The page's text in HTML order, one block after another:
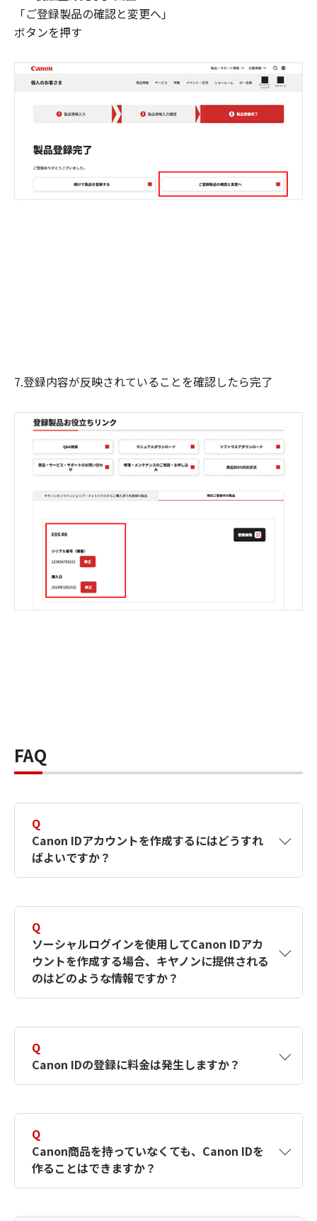
「ご登録製品の確認と変更へ」
ボタンを押す
7.登録内容が反映されていることを確認したら完了
FAQ
Q
Canon IDアカウントを作成するにはどうすれ
ばよいですか？
す。詳しい作成方法は【カメラ】Canon IDとは
何ですか？Canon IDの作成方法は？をご確認く
ださい。
Q
ソーシャルログインを使用してCanon IDアカ
ウントを作成する場合、キヤノンに提供される
のはどのような情報ですか？
択したサービスから取得します。アカウントを
簡単に作成できるように、この情報を使用して
Canon IDの登録フォームを入力します。
Q
Canon IDの登録に料金は発生しますか？
Q
Canon商品を持っていなくても、Canon IDを
作ることはできますか？